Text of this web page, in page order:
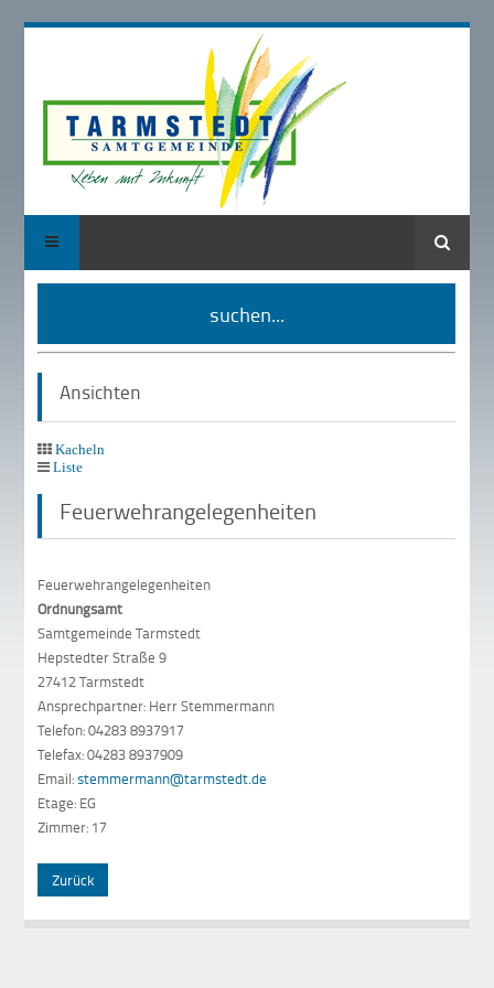
Suche
suchen...
Ansichten
Kacheln
Liste
Feuerwehrangelegenheiten
Feuerwehrangelegenheiten
Ordnungsamt
Samtgemeinde Tarmstedt
Hepstedter Straße 9
27412 Tarmstedt
Ansprechpartner: Herr Stemmermann
Telefon: 04283 8937917
Telefax: 04283 8937909
Email:stemmermann@tarmstedt.de
Etage: EG
Zimmer: 17
Zurück